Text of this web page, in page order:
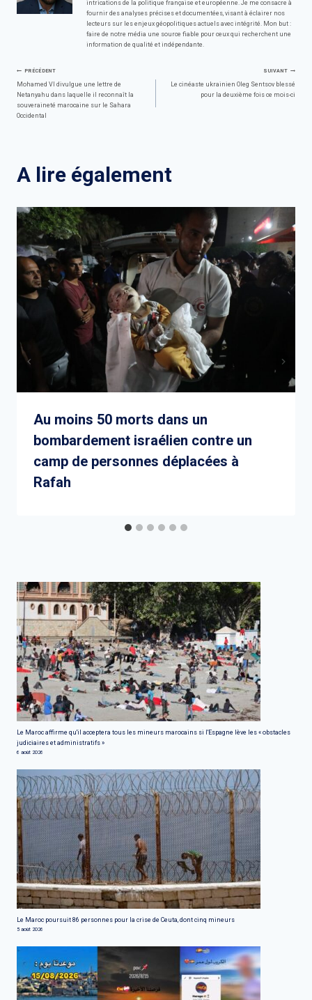
intrications de la politique française et européenne. Je me consacre à
fournir des analyses précises et documentées, visant à éclairer nos
lecteurs sur les enjeux géopolitiques actuels avec intégrité. Mon but :
faire de notre média une source fiable pour ceux qui recherchent une
information de qualité et indépendante.
Navigation
de
PRÉCÉDENT
Mohamed VI divulgue une lettre de
Netanyahu dans laquelle il reconnaît la
souveraineté marocaine sur le Sahara
Occidental
SUIVANT
Le cinéaste ukrainien Oleg Sentsov blessé
pour la deuxième fois ce mois-ci
A lire également
Au moins 50 morts dans un
bombardement israélien contre un
camp de personnes déplacées à
Rafah
Le Maroc affirme qu'il acceptera tous les mineurs marocains si l'Espagne lève les « obstacles
judiciaires et administratifs »
6 août 2026
Le Maroc poursuit 86 personnes pour la crise de Ceuta, dont cinq mineurs
5 août 2026